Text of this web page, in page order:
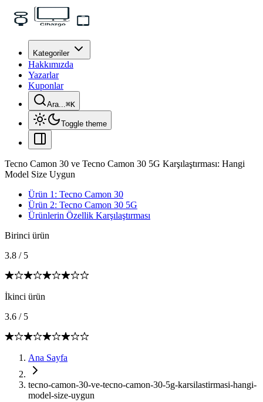
Kategoriler
Hakkımızda
Yazarlar
Kuponlar
Ara...⌘K
Toggle theme
Tecno Camon 30 ve Tecno Camon 30 5G Karşılaştırması: Hangi
Model Size Uygun
Ürün 1: Tecno Camon 30
Ürün 2: Tecno Camon 30 5G
Ürünlerin Özellik Karşılaştırması
Birinci ürün
3.8 / 5
İkinci ürün
3.6 / 5
Ana Sayfa
tecno-camon-30-ve-tecno-camon-30-5g-karsilastirmasi-hangi-
model-size-uygun